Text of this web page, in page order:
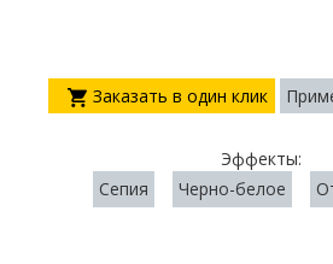
Заказать в один клик
Эффекты:
Сепия
Черно-белое